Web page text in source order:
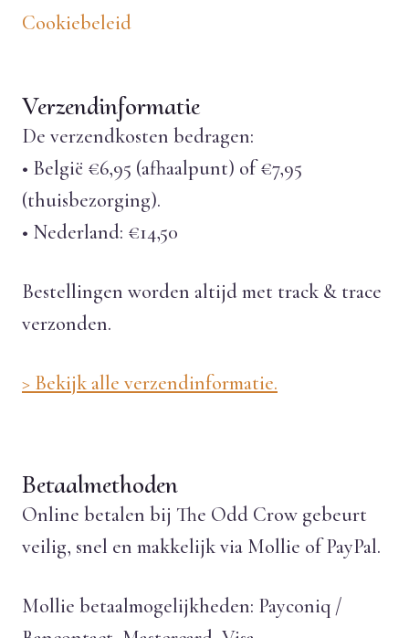
Cookiebeleid
Verzendinformatie
De verzendkosten bedragen:
• België €6,95 (afhaalpunt) of €7,95
(thuisbezorging).
• Nederland: €14,50
Bestellingen worden altijd met track & trace
verzonden.
> Bekijk alle verzendinformatie.
Betaalmethoden
Online betalen bij The Odd Crow gebeurt
veilig, snel en makkelijk via Mollie of PayPal.
Mollie betaalmogelijkheden: Payconiq /